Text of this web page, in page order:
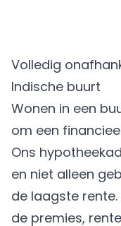
Volledig
Indische buurt
Wonen in een
om een
Ons
en niet alleen
de laagste rente.
de premies,